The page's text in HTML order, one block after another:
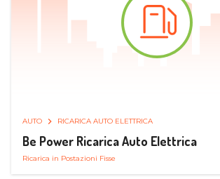
AUTO RICARICA AUTO ELETTRICA
Be Power Ricarica Auto Elettrica
Ricarica in Postazioni Fisse